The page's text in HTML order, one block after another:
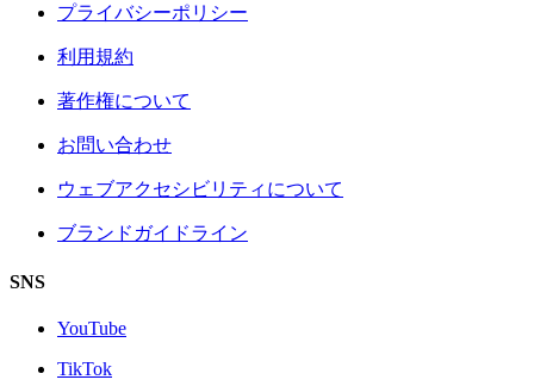
プライバシーポリシー
利用規約
著作権について
お問い合わせ
ウェブアクセシビリティについて
ブランドガイドライン
SNS
YouTube
TikTok